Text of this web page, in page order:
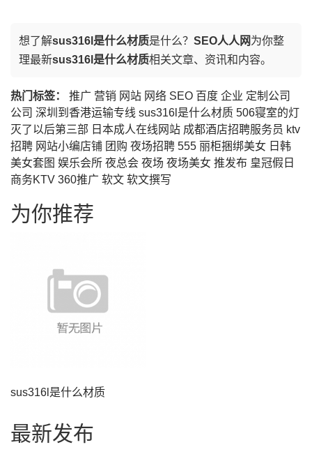
想了解sus316l是什么材质是什么？ SEO人人网为你整
理最新sus316l是什么材质相关文章、资讯和内容。
热门标签： 推广 营销 网站 网络 SEO 百度 企业 定制公司
公司 深圳到香港运输专线 sus316l是什么材质 506寝室的灯
灭了以后第三部 日本成人在线网站 成都酒店招聘服务员 ktv
招聘 网站小编店铺 团购 夜场招聘 555 丽柜捆绑美女 日韩
美女套图 娱乐会所 夜总会 夜场 夜场美女 推发布 皇冠假日
商务KTV 360推广 软文 软文撰写
为你推荐
sus316l是什么材质
最新发布